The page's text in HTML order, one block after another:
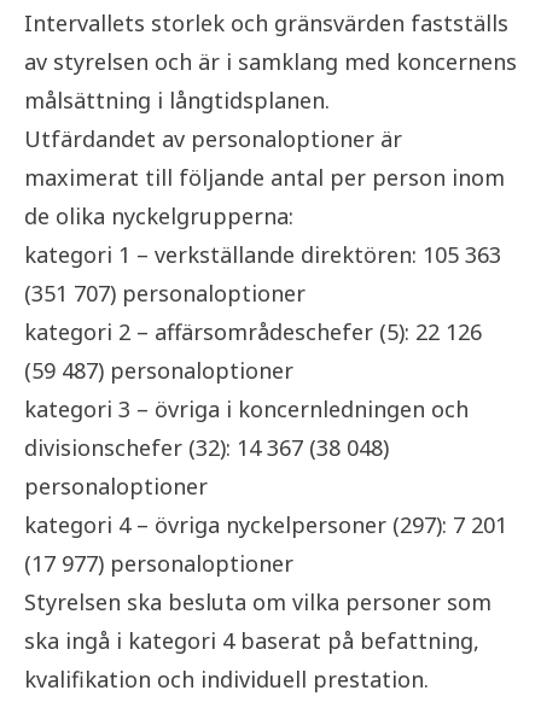
Intervallets storlek och gränsvärden fastställs
av styrelsen och är i samklang med koncernens
målsättning i långtidsplanen.
Utfärdandet av personaloptioner är
maximerat till följande antal per person inom
de olika nyckelgrupperna:
kategori 1 – verkställande direktören: 105 363
(351 707) personaloptioner
kategori 2 – affärsområdeschefer (5): 22 126
(59 487) personaloptioner
kategori 3 – övriga i koncernledningen och
divisionschefer (32): 14 367 (38 048)
personaloptioner
kategori 4 – övriga nyckelpersoner (297): 7 201
(17 977) personaloptioner
Styrelsen ska besluta om vilka personer som
ska ingå i kategori 4 baserat på befattning,
kvalifikation och individuell prestation.